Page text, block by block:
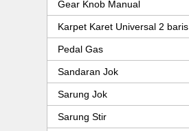
Gear Knob Manual
Karpet Karet Universal 2 baris
Pedal Gas
Sandaran Jok
Sarung Jok
Sarung Stir